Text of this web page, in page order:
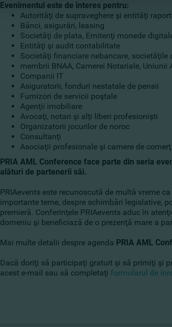
Evenimentul este de interes pentru:
Autorităţi de supraveghere şi entităţi
Bănci, asigurări, leasing
Societăţi de plata, Emitenţi monede
Entităţi şi audit contabilitate
Societăţi financiare nebancare, societăţile
membrii BNAA, Camerei Notariale, Uniunii
Companii IT
Asiguratorii, fonduri nestatale de pensii
Furnizori de servicii poştale
Agenţii imobiliare
Avocaţi, notari şi alţi liberi profesionişti
Organizatorii jocurilor de noroc
Consultanţi
Asociaţii profesionale şi camere de
PRIA AML Conference face parte din seria
alături de partenerii săi.
PRIAevents este recunoscută de multă vreme
importante teme, despre schimbări legislative,
premieră. Conferinţele PRIAevents aduc în
domeniu şi beneficiază de o prezenţă mare a
Mai multe detalii despre agenda PRIA AML
Dacă doriţi să participaţi gratuit şi să primiţi şi
acest e-mail sau să completaţi formularul de